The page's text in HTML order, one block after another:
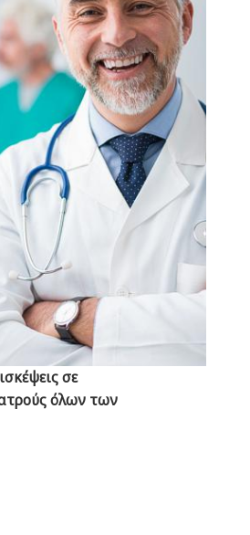
Ντυνάν
σε
όλων των